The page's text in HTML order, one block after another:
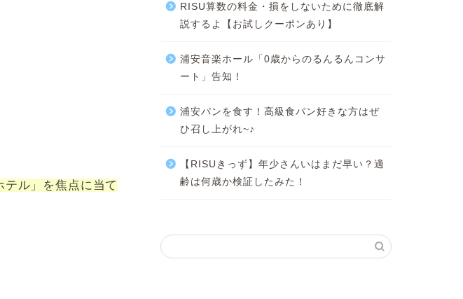
ル」を焦点に当て
RISU算数の料金・損をしないために徹底解
説するよ【お試しクーポンあり】
浦安音楽ホール「0歳からのるんるんコンサ
ート」告知！
浦安パンを食す！高級食パン好きな方はぜ
ひ召し上がれ~♪
【RISUきっず】年少さんいはまだ早い？適
齢は何歳か検証したみた！